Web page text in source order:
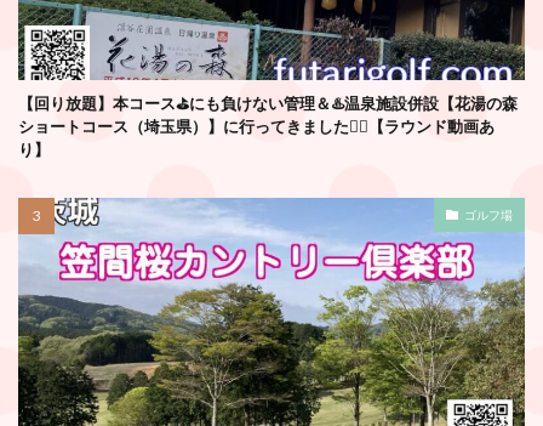
【回り放題】本コース⛳️にも負けない管理＆♨️温泉施設併設【花湯の森
ショートコース（埼玉県）】に行ってきました🏌️‍♂️【ラウンド動画あ
り】
ゴルフ場